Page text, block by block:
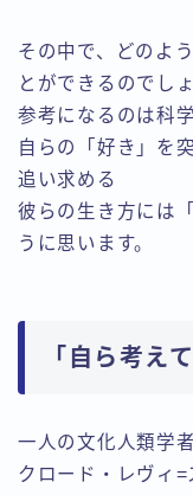
その中で、どのよ
とができるのでし
参考になるのは科
自らの「好き」を
追い求める
彼らの生き方には
うに思います。
「自ら考え
一人の文化人類学
クロード・レヴィ